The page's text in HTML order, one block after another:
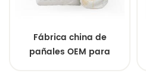
Fábrica china de
pañales OEM para